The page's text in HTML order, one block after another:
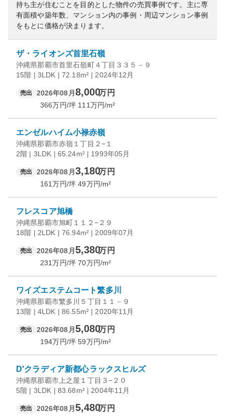
持ち主が住むことを目的とした物件の売買事例です。 主に専
有面積や築年数、マンション内の事例・周辺マンション事例
をもとに価格が決まります。
ザ・ライオンズ首里石嶺
沖縄県那覇市首里石嶺町４丁目３３５－９
15階 | 3LDK | 72.18m² | 2024年12月
売出 2026年08月 8,000万円
366万円/坪 111万円/m²
エンゼルハイム小禄赤嶺
沖縄県那覇市赤嶺１丁目２−１
2階 | 3LDK | 65.24m² | 1993年05月
売出 2026年08月 3,180万円
161万円/坪 49万円/m²
フレスコア旭橋
沖縄県那覇市旭町１１２−２９
18階 | 2LDK | 76.94m² | 2009年07月
売出 2026年08月 5,380万円
231万円/坪 70万円/m²
ワイズエステムコート繁多川
沖縄県那覇市繁多川５丁目１１－９
13階 | 4LDK | 86.55m² | 2020年11月
売出 2026年08月 5,080万円
194万円/坪 59万円/m²
D'クラディア新都心ラックスヒルズ
沖縄県那覇市上之屋１丁目３−２０
5階 | 3LDK | 83.68m² | 2004年11月
売出 2026年08月 5,480万円